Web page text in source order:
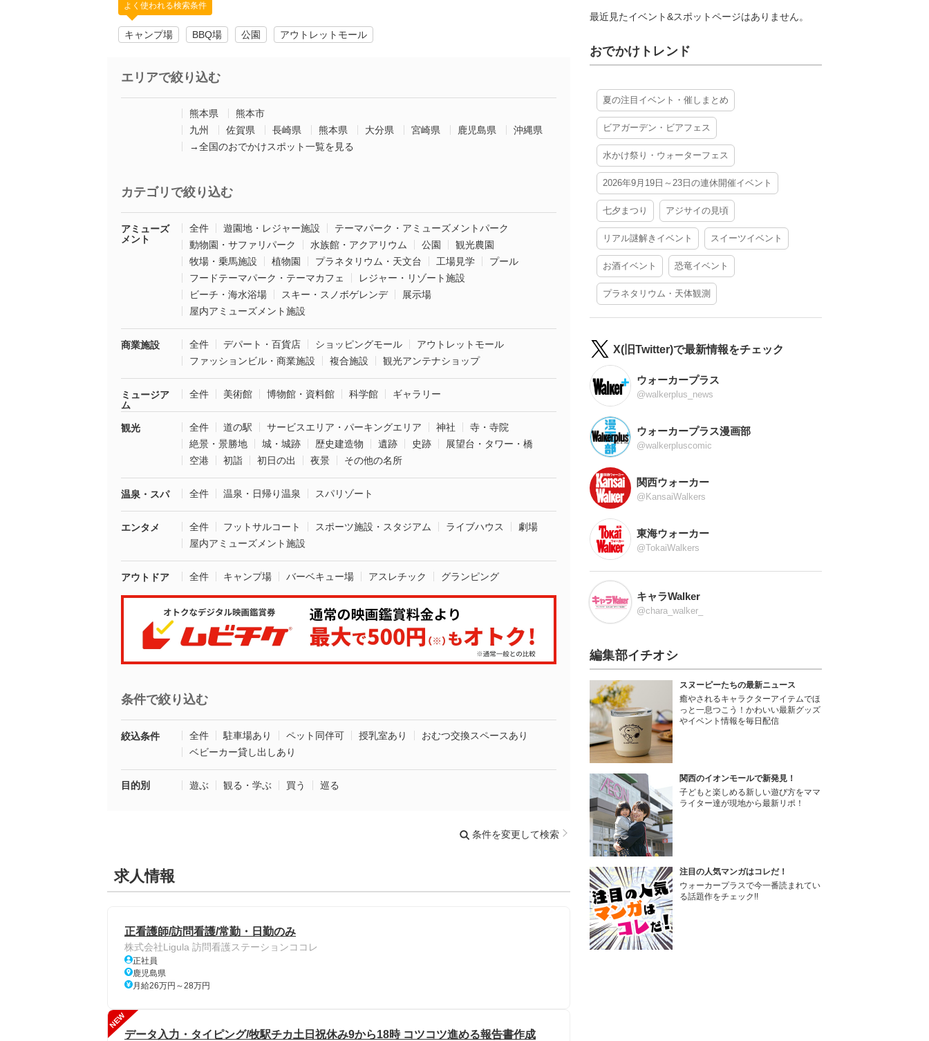
よく使われる検索条件
キャンプ場 BBQ場 公園 アウトレットモール
エリアで絞り込む
熊本県
熊本市
九州
佐賀県 長崎県 熊本県 大分県 宮崎県 鹿児島県
沖縄県
→全国のおでかけスポット一覧を見る
カテゴリで絞り込む
アミューズ
メント
全件 遊園地・レジャー施設
テーマパーク・アミューズメントパーク
動物園・サファリパーク
水族館・アクアリウム 公園
観光農園
牧場・乗馬施設
植物園 プラネタリウム・天文台 工場見学
プール
フードテーマパーク・テーマカフェ
レジャー・リゾート施設
ビーチ・海水浴場
スキー・スノボゲレンデ
展示場
屋内アミューズメント施設
商業施設 全件 デパート・百貨店 ショッピングモール
アウトレットモール
ファッションビル・商業施設
複合施設 観光アンテナショップ
ミュージア
ム
全件 美術館 博物館・資料館 科学館 ギャラリー
観光 全件 道の駅 サービスエリア・パーキングエリア 神社
寺・寺院
絶景・景勝地
城・城跡 歴史建造物 遺跡 史跡
展望台・タワー・橋
空港
初詣 初日の出 夜景 その他の名所
温泉・スパ 全件 温泉・日帰り温泉 スパリゾート
エンタメ 全件 フットサルコート スポーツ施設・スタジアム ライブハウス
劇場
屋内アミューズメント施設
アウトドア 全件 キャンプ場 バーベキュー場 アスレチック グランピング
条件で絞り込む
絞込条件 全件 駐車場あり ペット同伴可 授乳室あり
おむつ交換スペースあり
ベビーカー貸し出しあり
目的別 遊ぶ 観る・学ぶ 買う 巡る
条件を変更して検索
求人情報
正看護師/訪問看護/常勤・日勤のみ
株式会社Ligula 訪問看護ステーションココレ
正社員
鹿児島県
月給26万円～28万円
NEW
データ入力・タイピング/牧駅チカ土日祝休み9から18時 コツコツ進める報告書作成
最近見たイベント&スポットページはありません。
おでかけトレンド
夏の注目イベント・催しまとめ
ビアガーデン・ビアフェス
水かけ祭り・ウォーターフェス
2026年9月19日～23日の連休開催イベント
七夕まつり アジサイの見頃
リアル謎解きイベント スイーツイベント
お酒イベント 恐竜イベント
プラネタリウム・天体観測
X(旧Twitter)で最新情報をチェック
ウォーカープラス
@walkerplus_news
ウォーカープラス漫画部
@walkerpluscomic
関西ウォーカー
@KansaiWalkers
東海ウォーカー
@TokaiWalkers
キャラWalker
@chara_walker_
編集部イチオシ
スヌーピーたちの最新ニュース
癒やされるキャラクターアイテムでほ
っと一息つこう！かわいい最新グッズ
やイベント情報を毎日配信
関西のイオンモールで新発見！
子どもと楽しめる新しい遊び方をママ
ライター達が現地から最新リポ！
注目の人気マンガはコレだ！
ウォーカープラスで今一番読まれてい
る話題作をチェック!!